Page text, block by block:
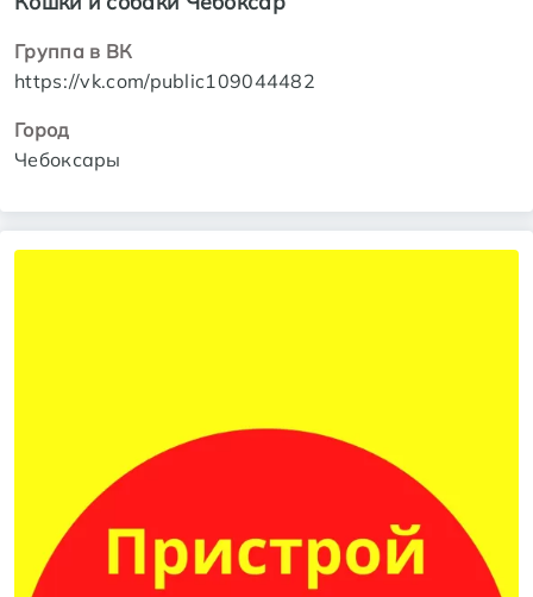
Группа в ВК
https://vk.com/public109044482
Город
Чебоксары